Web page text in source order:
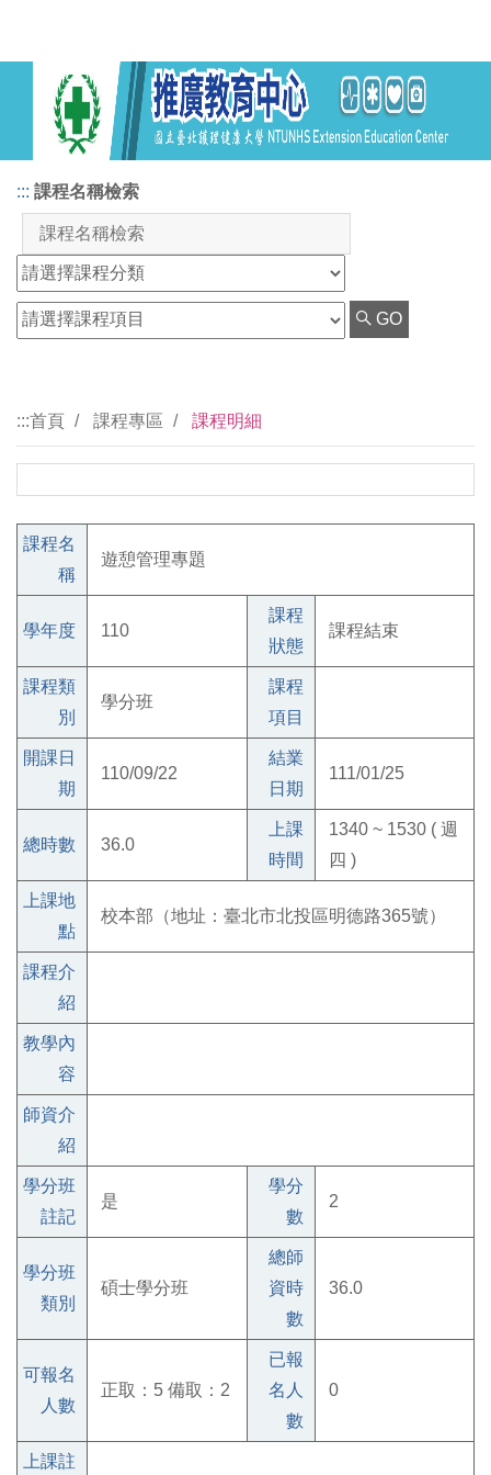
::: 課程名稱檢索
GO
:::首頁 課程專區 課程明細
課程名
稱
遊憩管理專題
學年度 110
課程
狀態
課程結束
課程類
別
學分班
課程
項目
開課日
期
110/09/22
結業
日期
111/01/25
總時數 36.0
上課
時間
1340 ~ 1530 ( 週
四 )
上課地
點
校本部（地址：臺北市北投區明德路365號）
課程介
紹
教學內
容
師資介
紹
學分班
註記
是
學分
數
2
學分班
類別
碩士學分班
總師
資時
數
36.0
可報名
人數
正取：5 備取：2
已報
名人
數
0
上課註